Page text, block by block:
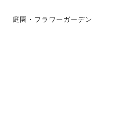
庭園・フラワーガーデン